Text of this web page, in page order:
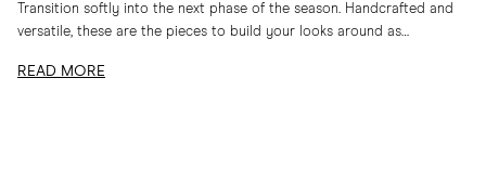
Transition softly into the next phase of the season. Handcrafted and
versatile, these are the pieces to build your looks around as
READ MORE